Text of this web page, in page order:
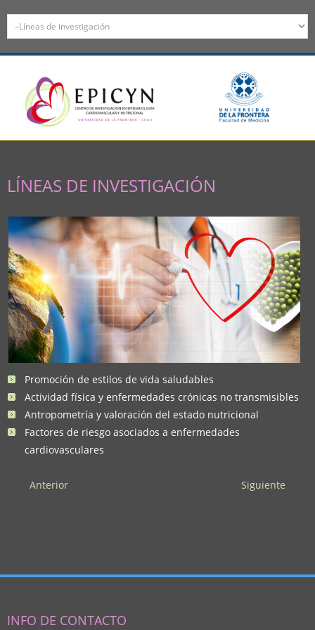
LÍNEAS DE INVESTIGACIÓN
Promoción de estilos de vida saludables
Actividad física y enfermedades crónicas no transmisibles
Antropometría y valoración del estado nutricional
Factores de riesgo asociados a enfermedades
cardiovasculares
Anterior Siguiente
INFO DE CONTACTO